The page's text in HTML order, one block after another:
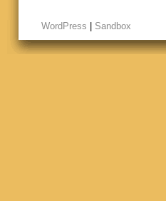
WordPress Sandbox